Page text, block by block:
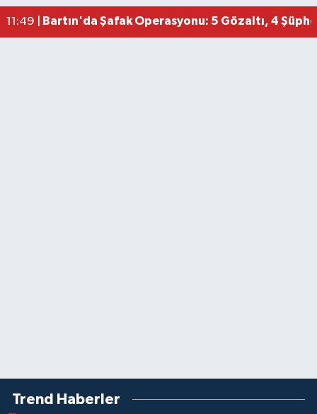
11:49 | Bartın'da Şafak Operasyonu: 5 Gözaltı, 4
Trend Haberler